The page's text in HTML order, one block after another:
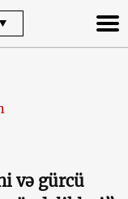
və gürcü